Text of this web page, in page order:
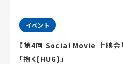
イベント
【第4回 Social Movie 上映会「
「抱く{HUG}」